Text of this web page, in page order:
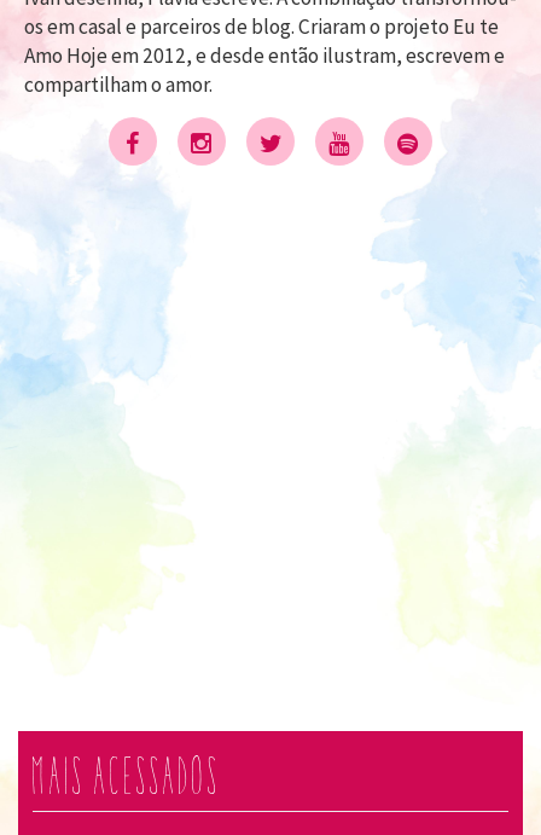
os em casal e parceiros de blog. Criaram o projeto Eu te
Amo Hoje em 2012, e desde então ilustram, escrevem e
compartilham o amor.
Mais acessados